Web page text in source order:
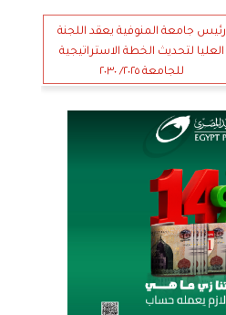
رئيس جامعة المنوفية يعقد اللجنة
العليا لتحديث الخطة الاستراتيجية
للجامعة ٢٠٢٥/ ٢٠٣٠